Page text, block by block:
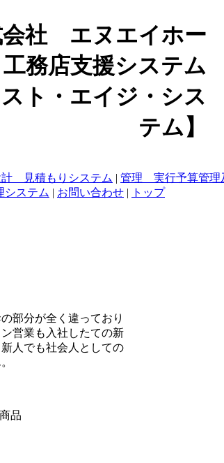
会社 エヌエイホー
務店支援システム
スト・エイジ・シス
テム】
計 見積もりシステム | 管理 実行予算管理
システム | お問い合わせ | トップ
部分が全く違っており
営業も入社したての新
人でも社会人としての
品